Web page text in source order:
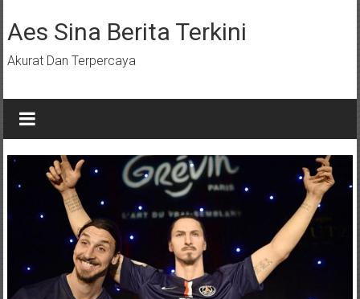
ke
konten
Aes Sina Berita Terkini
Akurat Dan Terpercaya